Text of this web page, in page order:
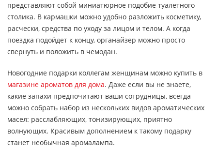
представляют собой миниатюрное подобие туалетного
столика. В кармашки можно удобно разложить косметику,
расчески, средства по уходу за лицом и телом. А когда
поездка подойдет к концу, органайзер можно просто
свернуть и положить в чемодан.
Новогодние подарки коллегам женщинам можно купить в
магазине ароматов для дома. Даже если вы не знаете,
какие запахи предпочитают ваши сотрудницы, всегда
можно собрать набор из нескольких видов ароматических
масел: расслабляющих, тонизирующих, приятно
волнующих. Красивым дополнением к такому подарку
станет необычная аромалампа.